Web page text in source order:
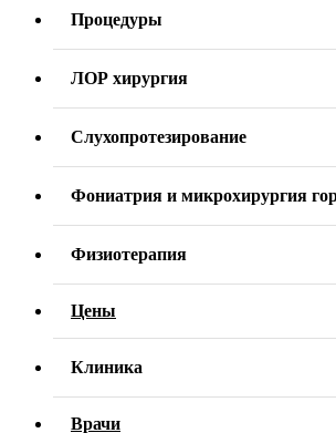
Процедуры
ЛОР хирургия
Слухопротезирование
Фониатрия и микрохирургия
Физиотерапия
Цены
Клиника
Врачи